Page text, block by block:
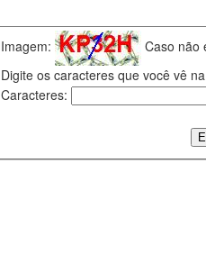
Imagem:
Caso não
Digite os caracteres que você vê
Caracteres: